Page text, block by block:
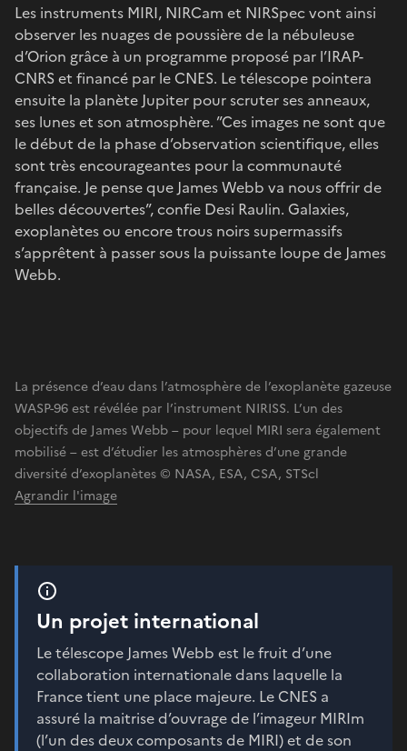
Les instruments MIRI, NIRCam et NIRSpec vont ainsi
observer les nuages de poussière de la nébuleuse
d’Orion grâce à un programme proposé par l’IRAP-
CNRS et financé par le CNES. Le télescope pointera
ensuite la planète Jupiter pour scruter ses anneaux,
ses lunes et son atmosphère. ”Ces images ne sont que
le début de la phase d’observation scientifique, elles
sont très encourageantes pour la communauté
française. Je pense que James Webb va nous offrir de
belles découvertes”, confie Desi Raulin. Galaxies,
exoplanètes ou encore trous noirs supermassifs
s’apprêtent à passer sous la puissante loupe de James
Webb.
La présence d’eau dans l’atmosphère de l’exoplanète gazeuse
WASP-96 est révélée par l’instrument NIRISS. L’un des
objectifs de James Webb – pour lequel MIRI sera également
mobilisé – est d’étudier les atmosphères d’une grande
diversité d’exoplanètes © NASA, ESA, CSA, STScl
Agrandir l'image
Un projet international
Le télescope James Webb est le fruit d’une
collaboration internationale dans laquelle la
France tient une place majeure. Le CNES a
assuré la maitrise d’ouvrage de l’imageur MIRIm
(l’un des deux composants de MIRI) et de son